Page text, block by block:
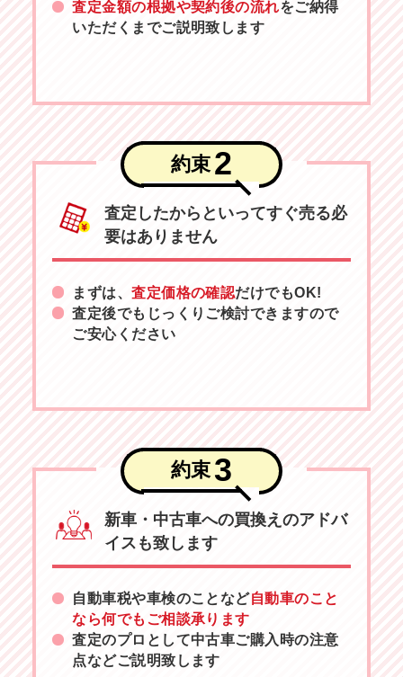
査定金額の根拠や契約後の流れをご納得
いただくまでご説明致します
約束 2
査定したからといってすぐ売る必
要はありません
まずは、査定価格の確認だけでもOK!
査定後でもじっくりご検討できますので
ご安心ください
約束 3
新車・中古車への買換えのアドバ
イスも致します
自動車税や車検のことなど自動車のこと
なら何でもご相談承ります
査定のプロとして中古車ご購入時の注意
点などご説明致します